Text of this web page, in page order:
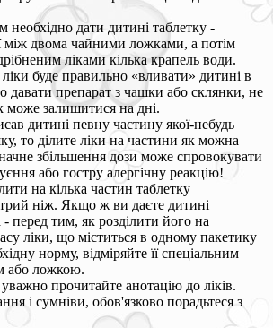
дати дитині таблетку -
між двома чайними ложками, а потім
ліками кілька крапель води.
ліки буде правильно «вливати» дитині в
давати препарат з чашки або склянки, не
залишитися на дні.
дитині певну частину якої-небудь
то ділите ліки на частини як можна
збільшення дози може спровокувати
або гостру алергічну реакцію!
на кілька частин таблетку
ніж. Якщо ж ви даєте дитині
перед тим, як розділити його на
ліки, що міститься в одному пакетику
норму, відміряйте її спеціальним
або ложкою.
прочитайте анотацію до ліків.
і сумніви, обов'язково порадьтеся з